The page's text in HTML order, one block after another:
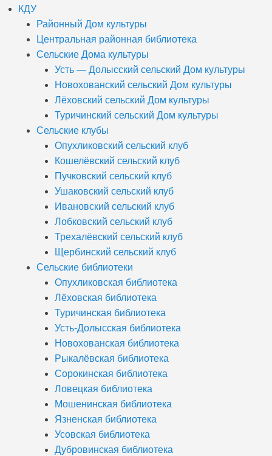
КДУ
Районный Дом культуры
Центральная районная библиотека
Сельские Дома культуры
Усть — Долысский сельский Дом культуры
Новохованский сельский Дом культуры
Лёховский сельский Дом культуры
Туричинский сельский Дом культуры
Сельские клубы
Опухликовский сельский клуб
Кошелёвский сельский клуб
Пучковский сельский клуб
Ушаковский сельский клуб
Ивановский сельский клуб
Лобковский сельский клуб
Трехалёвский сельский клуб
Щербинский сельский клуб
Сельские библиотеки
Опухликовская библиотека
Лёховская библиотека
Туричинская библиотека
Усть-Долысская библиотека
Новохованская библиотека
Рыкалёвская библиотека
Сорокинская библиотека
Ловецкая библиотека
Мошенинская библиотека
Язненская библиотека
Усовская библиотека
Дубровинская библиотека